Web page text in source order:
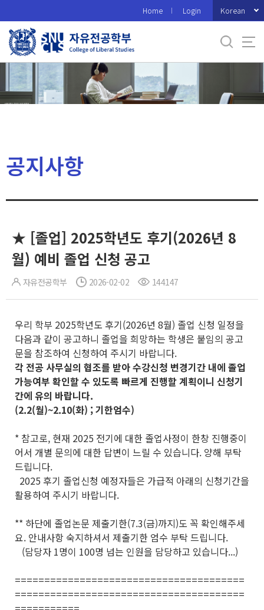
로
메
Home Login Korean
공지사항
★ [졸업] 2025학년도 후기(2026년 8
월) 예비 졸업 신청 공고
자유전공학부 2026-02-02 144147
우리 학부 2025학년도 후기(2026년 8월) 졸업 신청 일정을
다음과 같이 공고하니 졸업을 희망하는 학생은 붙임의 공고
문을 참조하여 신청하여 주시기 바랍니다.
각 전공 사무실의 협조를 받아 수강신청 변경기간 내에 졸업
가능여부 확인할 수 있도록 빠르게 진행할 계획이니 신청기
간에 유의 바랍니다.
(2.2(월)~2.10(화) ; 기한엄수)
* 참고로, 현재 2025 전기에 대한 졸업사정이 한창 진행중이
어서 개별 문의에 대한 답변이 느릴 수 있습니다. 양해 부탁
드립니다.
2025 후기 졸업신청 예정자들은 가급적 아래의 신청기간을
활용하여 주시기 바랍니다.
** 하단에 졸업논문 제출기한(7.3(금)까지)도 꼭 확인해주세
요. 안내사항 숙지하셔서 제출기한 엄수 부탁 드립니다.
(담당자 1명이 100명 넘는 인원을 담당하고 있습니다...)
=======================================
=======================================